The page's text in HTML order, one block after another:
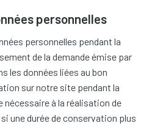
personnelles
personnelles pendant la
de la demande émise par
les données liées au bon
sur notre site pendant la
nécessaire à la réalisation de
une durée de conservation plus